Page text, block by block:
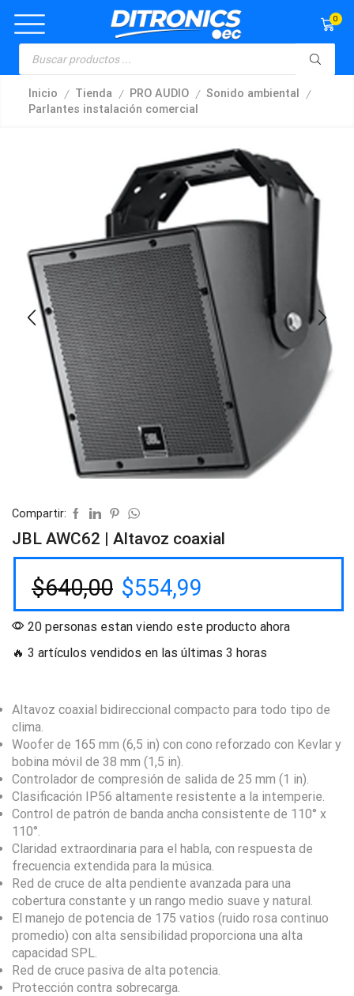
0
Inicio / Tienda / PRO AUDIO / Sonido ambiental /
Parlantes instalación comercial
Compartir:
JBL AWC62 | Altavoz coaxial
$640,00 $554,99
20 personas estan viendo este producto ahora
🔥 3 artículos vendidos en las últimas 3 horas
Altavoz coaxial bidireccional compacto para todo tipo de
clima.
Woofer de 165 mm (6,5 in) con cono reforzado con Kevlar y
bobina móvil de 38 mm (1,5 in).
Controlador de compresión de salida de 25 mm (1 in).
Clasificación IP56 altamente resistente a la intemperie.
Control de patrón de banda ancha consistente de 110° x
110°.
Claridad extraordinaria para el habla, con respuesta de
frecuencia extendida para la música.
Red de cruce de alta pendiente avanzada para una
cobertura constante y un rango medio suave y natural.
El manejo de potencia de 175 vatios (ruido rosa continuo
promedio) con alta sensibilidad proporciona una alta
capacidad SPL.
Red de cruce pasiva de alta potencia.
Protección contra sobrecarga.